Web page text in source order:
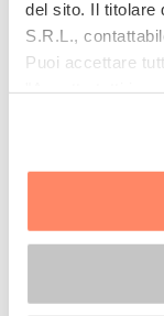
del sito. Il titolare
S.R.L.
,
Puoi accettare
clic su
prestato e
trattamento dei
cookie.
B&B,
Tourismus